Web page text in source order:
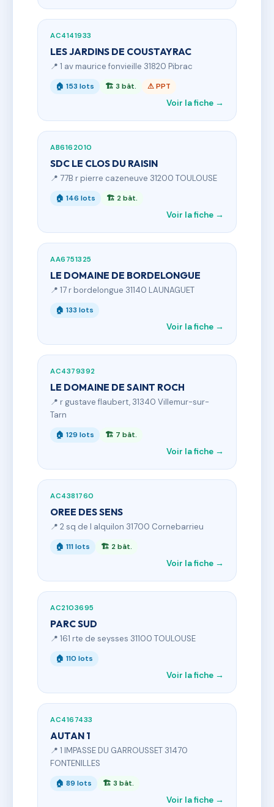
AC4141933
LES JARDINS DE COUSTAYRAC
📍 1 av maurice fonvieille 31820 Pibrac
🏠 153 lots 🏗 3 bât. ⚠ PPT
Voir la fiche →
AB6162010
SDC LE CLOS DU RAISIN
📍 77B r pierre cazeneuve 31200 TOULOUSE
🏠 146 lots 🏗 2 bât.
Voir la fiche →
AA6751325
LE DOMAINE DE BORDELONGUE
📍 17 r bordelongue 31140 LAUNAGUET
🏠 133 lots
Voir la fiche →
AC4379392
LE DOMAINE DE SAINT ROCH
📍 r gustave flaubert, 31340 Villemur-sur-
Tarn
🏠 129 lots 🏗 7 bât.
Voir la fiche →
AC4381760
OREE DES SENS
📍 2 sq de l alquilon 31700 Cornebarrieu
🏠 111 lots 🏗 2 bât.
Voir la fiche →
AC2103695
PARC SUD
📍 161 rte de seysses 31100 TOULOUSE
🏠 110 lots
Voir la fiche →
AC4167433
AUTAN 1
📍 1 IMPASSE DU GARROUSSET 31470
FONTENILLES
🏠 89 lots 🏗 3 bât.
Voir la fiche →